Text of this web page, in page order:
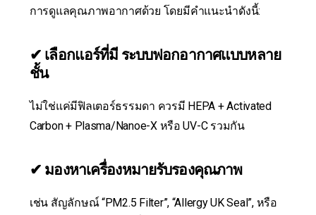
การดูแลคุณภาพอากาศด้วย โดยมีคำแนะนำดังนี้:
✔ เลือกแอร์ที่มี ระบบฟอกอากาศแบบหลาย
ชั้น
ไม่ใช่แค่มีฟิลเตอร์ธรรมดา ควรมี HEPA + Activated
Carbon + Plasma/Nanoe-X หรือ UV-C รวมกัน
✔ มองหาเครื่องหมายรับรองคุณภาพ
เช่น สัญลักษณ์ “PM2.5 Filter”, “Allergy UK Seal”, หรือ